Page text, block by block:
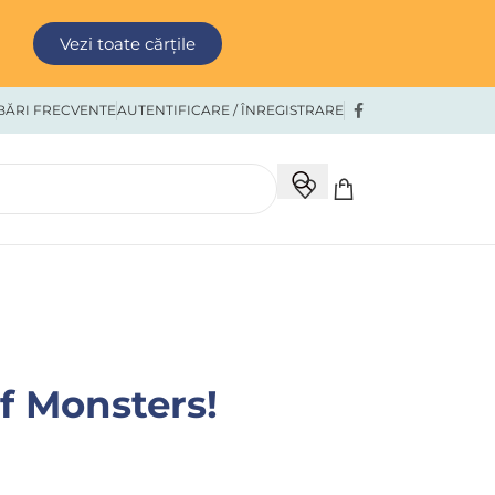
Vezi toate cărțile
FRECVENTEAUTENTIFICARE / ÎNREGISTRARE
Monsters!